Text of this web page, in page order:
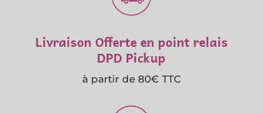
Livraison Offerte en point relais
DPD Pickup
à partir de 80€ TTC